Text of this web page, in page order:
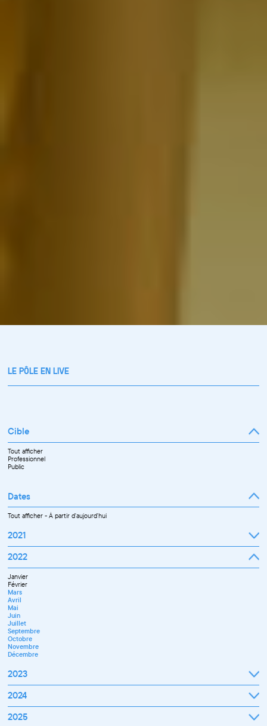
LE PÔLE EN LIVE
Cible
Tout afficher
Professionnel
Public
Dates
Tout afficher-À partir d'aujourd'hui
2021
Septembre
Novembre
Décembre
2022
Janvier
Février
Mars
Avril
Mai
Juin
Juillet
Septembre
Octobre
Novembre
Décembre
2023
Janvier
Mars
Avril
2024
Janvier
2025